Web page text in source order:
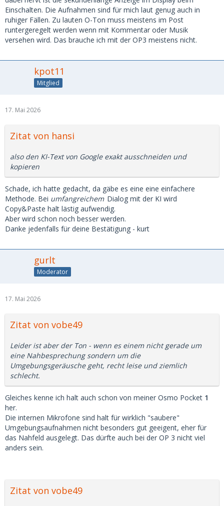
Einschalten. Die Aufnahmen sind für mich laut genug auch in
ruhiger Fällen. Zu lauten O-Ton muss meistens im Post
runtergeregelt werden wenn mit Kommentar oder Musik
versehen wird. Das brauche ich mit der OP3 meistens nicht.
kpot11
Mitglied
17. Mai 2026
Zitat von hansi
also den KI-Text von Google exakt ausschneiden und
kopieren
Schade, ich hatte gedacht, da gäbe es eine eine einfachere
Methode. Bei umfangreichem Dialog mit der KI wird
Copy&Paste halt lästig aufwendig.
Aber wird schon noch besser werden.
Danke jedenfalls für deine Bestätigung - kurt
gurlt
Moderator
17. Mai 2026
Zitat von vobe49
Leider ist aber der Ton - wenn es einem nicht gerade um
eine Nahbesprechung sondern um die
Umgebungsgeräusche geht, recht leise und ziemlich
schlecht.
Gleiches kenne ich halt auch schon von meiner Osmo Pocket 1
her.
Die internen Mikrofone sind halt für wirklich "saubere"
Umgebungsaufnahmen nicht besonders gut geeigent, eher für
das Nahfeld ausgelegt. Das dürfte auch bei der OP 3 nicht viel
anders sein.
Zitat von vobe49